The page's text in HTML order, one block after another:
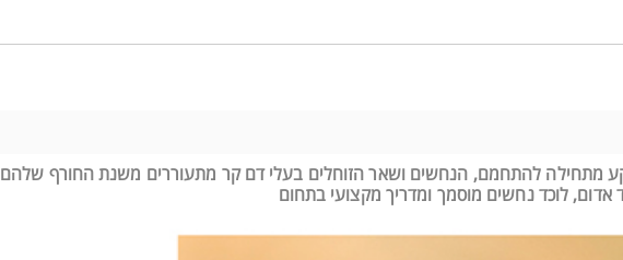
מתחילה להתחמם, הנחשים ושאר הזוחלים בעלי דם קר מתעוררים משנת החורף שלהם
אדום, לוכד נחשים מוסמך ומדריך מקצועי בתחום